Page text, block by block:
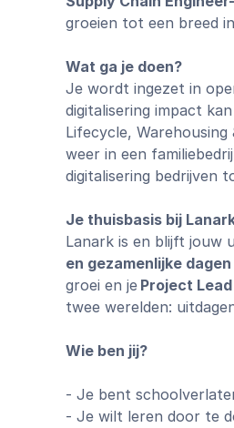
groeien tot een breed
Wat ga je doen?
Je wordt ingezet in
digitalisering impact
Lifecycle,
weer in een
digitalisering bedrijven
Je thuisbasis bij
Lanark is en blijft jouw
en gezamenlijke
groei en je Project Lead
twee werelden:
Wie ben jij?
- Je bent
- Je wilt leren door te